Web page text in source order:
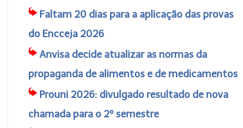
Faltam 20 dias para a aplicação das provas
do Encceja 2026
Anvisa decide atualizar as normas da
propaganda de alimentos e de medicamentos
Prouni 2026: divulgado resultado de nova
chamada para o 2º semestre